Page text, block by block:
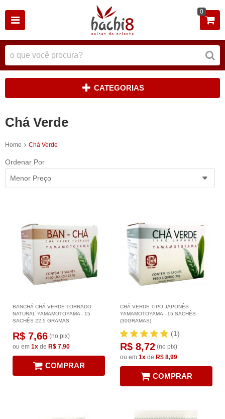
0
CATEGORIAS
Chá Verde
Home Chá Verde
Ordenar Por
Menor Preço
BANCHÁ CHÁ VERDE TORRADO
NATURAL YAMAMOTOYAMA - 15
SACHÊS 22,5 GRAMAS
R$ 7,66 (no pix)
ou em 1x de R$ 7,90
COMPRAR
CHÁ VERDE TIPO JAPONÊS
YAMAMOTOYAMA - 15 SACHÊS
(30GRAMAS)
(1)
R$ 8,72 (no pix)
ou em 1x de R$ 8,99
COMPRAR